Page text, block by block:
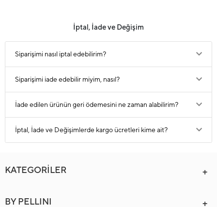
İptal, İade ve Değişim
Siparişimi nasıl iptal edebilirim?
Siparişimi iade edebilir miyim, nasıl?
İade edilen ürünün geri ödemesini ne zaman alabilirim?
İptal, İade ve Değişimlerde kargo ücretleri kime ait?
KATEGORİLER
BY PELLINI